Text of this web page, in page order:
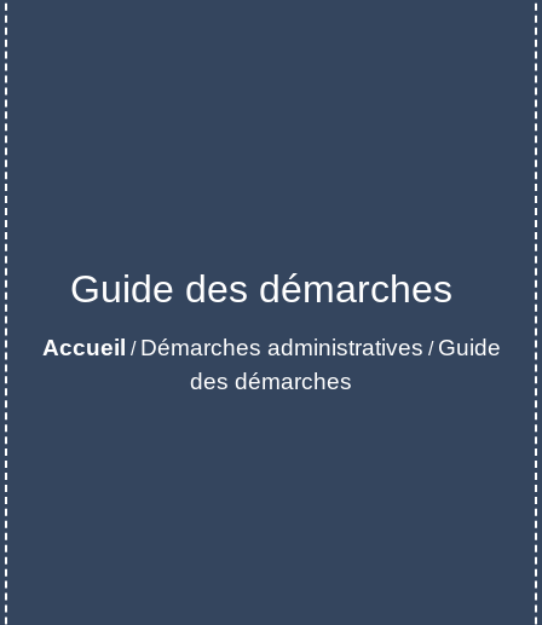
Guide des démarches
Accueil / Démarches administratives / Guide
des démarches